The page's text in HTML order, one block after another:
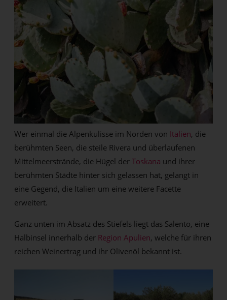
Wer einmal die Alpenkulisse im Norden von Italien, die
berühmten Seen, die steile Rivera und überlaufenen
Mittelmeerstrände, die Hügel derToskana und ihrer
berühmten Städte hinter sich gelassen hat, gelangt in
eine Gegend, die Italien um eine weitere Facette
erweitert.
Ganz unten im Absatz des Stiefels liegt das Salento, eine
Halbinsel innerhalb der Region Apulien, welche für ihren
reichen Weinertrag und ihr Olivenöl bekannt ist.